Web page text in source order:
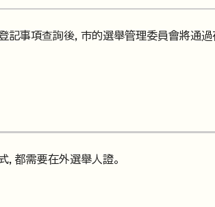
記事項查詢後，市的選舉管理委員會將通
都需要在外選舉人證。